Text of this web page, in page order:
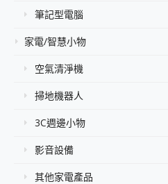
筆記型電腦
家電/智慧小物
空氣清淨機
掃地機器人
3C週邊小物
影音設備
其他家電產品